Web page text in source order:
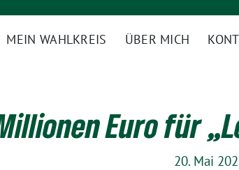
MEIN WAHLKREIS ÜBER MICH
Euro für
20. Mai